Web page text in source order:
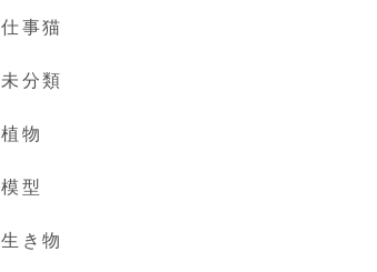
仕事猫
未分類
植物
模型
生き物